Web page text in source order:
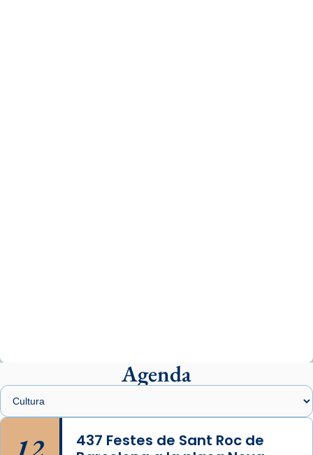
Arquebisbat de Barcelona
2 weeks ago
Memòria de les santes Juliana i
Semproniana, verges i màrtirs.
Agenda
437 Festes de Sant Roc de